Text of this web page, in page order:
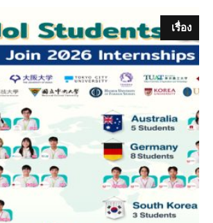
เรื่อง